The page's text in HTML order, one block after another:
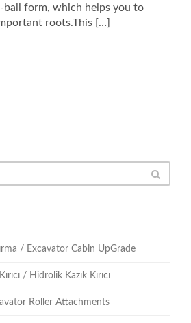
ball form, which helps you to
roots.This […]
/ Excavator Cabin UpGrade
/ Hidrolik Kazık Kırıcı
Roller Attachments